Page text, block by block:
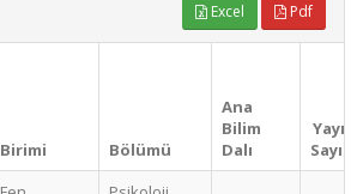
Excel Pdf
Birimi Bölümü
Ana
Bilim
Dalı
Yayın
Sayısı